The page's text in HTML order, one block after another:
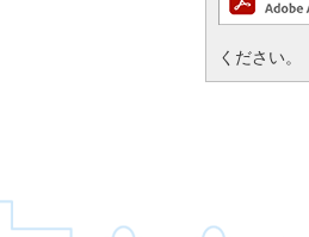
ください。